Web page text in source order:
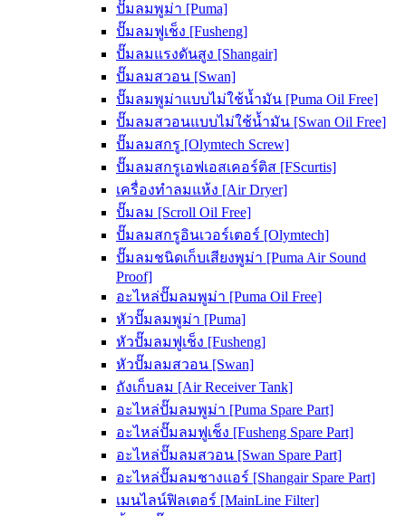
ปั๊มลมพูม่า [Puma]
ปั๊มลมฟูเช็ง [Fusheng]
ปั๊มลมแรงดันสูง [Shangair]
ปั๊มลมสวอน [Swan]
ปั๊มลมพูม่าแบบไม่ใช้น้ำมัน [Puma Oil Free]
ปั๊มลมสวอนแบบไม่ใช้น้ำมัน [Swan Oil Free]
ปั๊มลมสกรู [Olymtech Screw]
ปั๊มลมสกรูเอฟเอสเคอร์ติส [FScurtis]
เครื่องทำลมแห้ง [Air Dryer]
ปั๊มลม [Scroll Oil Free]
ปั๊มลมสกรูอินเวอร์เตอร์ [Olymtech]
ปั๊มลมชนิดเก็บเสียงพูม่า [Puma Air Sound
Proof]
อะไหล่ปั๊มลมพูม่า [Puma Oil Free]
หัวปั๊มลมพูม่า [Puma]
หัวปั๊มลมฟูเช็ง [Fusheng]
หัวปั๊มลมสวอน [Swan]
ถังเก็บลม [Air Receiver Tank]
อะไหล่ปั๊มลมพูม่า [Puma Spare Part]
อะไหล่ปั๊มลมฟูเช็ง [Fusheng Spare Part]
อะไหล่ปั๊มลมสวอน [Swan Spare Part]
อะไหล่ปั๊มลมชางแอร์ [Shangair Spare Part]
เมนไลน์ฟิลเตอร์ [MainLine Filter]